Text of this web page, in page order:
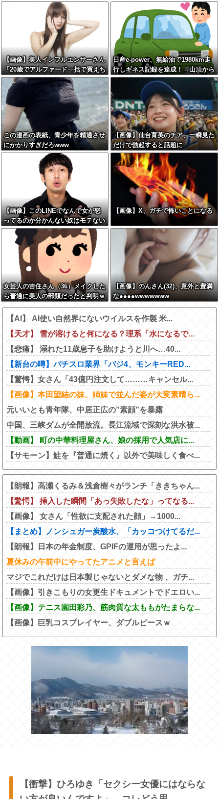
【画像】美人インフルエンサーさん
「20歳でアルファード一括で買えち
ゃう私って素敵」←これってガチな
ん？それともネタなん？w w w w w
w w w w
日産e-power、無給油で1980km走
行しギネス記録を達成！→山頂から
下ってるだけでした…
この漫画の表紙、青少年を精通させ
にかかりすぎだろwww
【画像】仙台育英のチア、一瞬見た
だけで勃起すると話題に
【画像】このLINEでなんで女が怒
ってるのか分かんない奴はモテない
奴確定らしい←お前らは勿論わかる
よな？？？？？？？
【画像】X、ガチで怖いことになる
女芸人の吉住さん（36）メイクした
ら普通に美人の部類だったと判明ｗ
ｗｗｗｗｗｗｗｗ
【画像】のんさん(32)、意外と豊満
な●●●●wwwwwww
【AI】 AI使い自然界にないウイルスを作製 米...
【天才】 雪が溶けると何になる？理系「水になるで...
【悲痛】 溺れた11歳息子を助けようと川へ…40...
【新台の噂】パチスロ業界「バジ4、モンキーRED...
【驚愕】女さん「43億円注文して………キャンセル...
【画像】本田望結の妹、姉妹で並んだ姿が大変素晴ら...
元いいとも青年隊、中居正広の”素顔”を暴露
中国、三峡ダムが全開放流。長江流域で深刻な洪水被...
【動画】 町の中華料理屋さん、娘の採用で人気店に...
【サモーン】鮭を『普通に焼く』以外で美味しく食べ...
【朗報】高瀬くるみ＆浅倉樹々がランチ「ききちゃん...
【驚愕】 挿入した瞬間「あっ失敗したな」ってなる...
【画像】 女さん「性欲に支配された顔」→1000...
【まとめ】ノンシュガー炭酸水、「カッコつけてるだ...
【朗報】日本の年金制度、GPIFの運用が思ったよ...
夏休みの午前中にやってたアニメと言えば
マジでこれだけは日本製じゃないとダメな物 、ガチ...
【画像】引きこもりの女更生ドキュメントでドエロい...
【画像】テニス園田彩乃、筋肉質な太ももがたまらな...
【画像】巨乳コスプレイヤー、ダブルピースｗ
【衝撃】ひろゆき「セクシー女優にはならな